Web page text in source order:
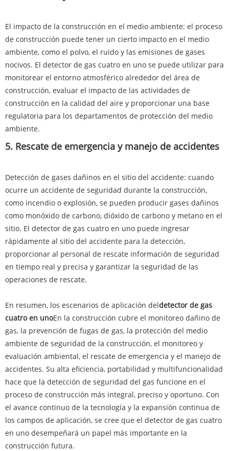
El impacto de la construcción en el medio ambiente: el proceso
de construcción puede tener un cierto impacto en el medio
ambiente, como el polvo, el ruido y las emisiones de gases
nocivos. El detector de gas cuatro en uno se puede utilizar para
monitorear el entorno atmosférico alrededor del área de
construcción, evaluar el impacto de las actividades de
construcción en la calidad del aire y proporcionar una base
regulatoria para los departamentos de protección del medio
ambiente.
5. Rescate de emergencia y manejo de accidentes
Detección de gases dañinos en el sitio del accidente: cuando
ocurre un accidente de seguridad durante la construcción,
como incendio o explosión, se pueden producir gases dañinos
como monóxido de carbono, dióxido de carbono y metano en el
sitio. El detector de gas cuatro en uno puede ingresar
rápidamente al sitio del accidente para la detección,
proporcionar al personal de rescate información de seguridad
en tiempo real y precisa y garantizar la seguridad de las
operaciones de rescate.
En resumen, los escenarios de aplicación deldetector de gas
cuatro en unoEn la construcción cubre el monitoreo dañino de
gas, la prevención de fugas de gas, la protección del medio
ambiente de seguridad de la construcción, el monitoreo y
evaluación ambiental, el rescate de emergencia y el manejo de
accidentes. Su alta eficiencia, portabilidad y multifuncionalidad
hace que la detección de seguridad del gas funcione en el
proceso de construcción más integral, preciso y oportuno. Con
el avance continuo de la tecnología y la expansión continua de
los campos de aplicación, se cree que el detector de gas cuatro
en uno desempeñará un papel más importante en la
construcción futura.